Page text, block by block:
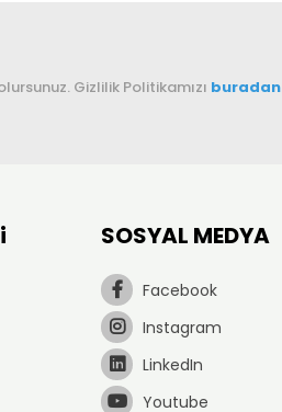
Gizlilik Politikamızı buradan
SOSYAL MEDYA
Facebook
Instagram
LinkedIn
Youtube